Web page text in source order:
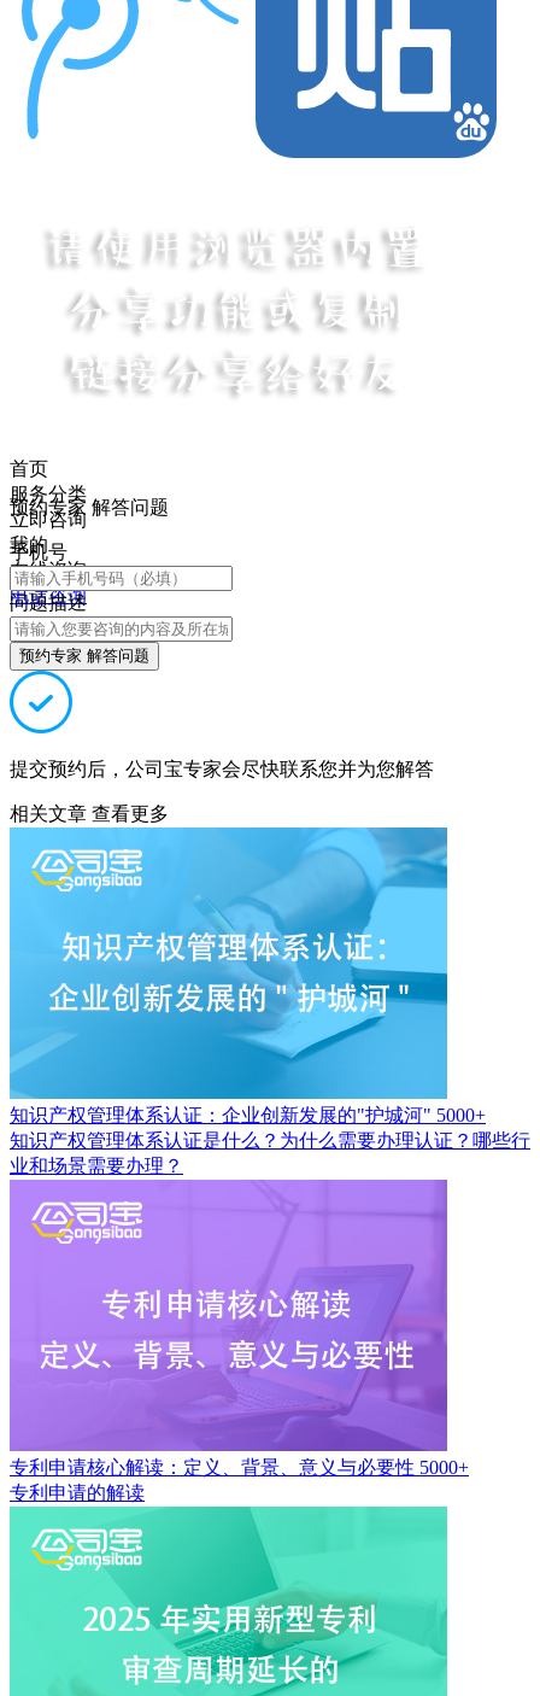
首页
服务分类
立即咨询
我的
在线咨询
电话咨询
预约专家 解答问题
手机号
问题描述
预约专家 解答问题
提交预约后，公司宝专家会尽快联系您并为您解答
相关文章 查看更多
知识产权管理体系认证：企业创新发展的"护城河" 5000+
知识产权管理体系认证是什么？为什么需要办理认证？哪些行
业和场景需要办理？
专利申请核心解读：定义、背景、意义与必要性 5000+
专利申请的解读